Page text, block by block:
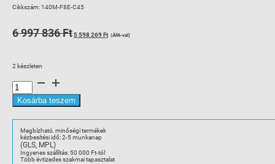
Cikkszám:140M-F8E-C45
6 997 836FtOriginal
836 Ft.
5 598 269FtCurrent
(ÁFA-val)
2 készleten
140M-
F8E-
C45
kapcs.
45A,18,5-
22kW
2607
GY.MGSZÜNT
mennyiség
Kosárba teszem
Megbízható, minőségi termékek
kézbesítési idő: 2-5 munkanap
(GLS, MPL)
Ingyenes szállítás: 50 000 Ft-tól
Több évtizedes szakmai tapasztalat